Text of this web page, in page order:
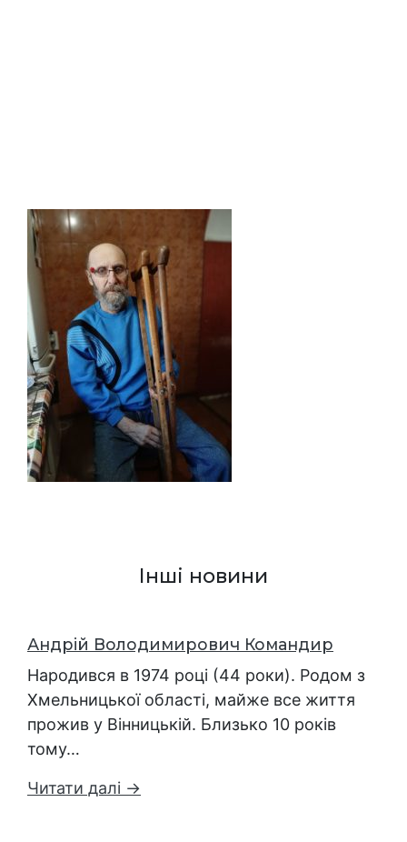
Інші новини
Андрій Володимирович Командир
Народився в 1974 році (44 роки). Родом з
Хмельницької області, майже все життя
прожив у Вінницькій. Близько 10 років
тому…
Читати далі →